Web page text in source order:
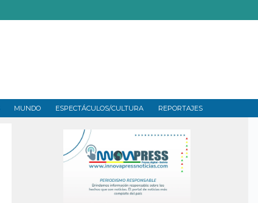
MUNDO ESPECTÁCULOS/CULTURA REPORTAJES